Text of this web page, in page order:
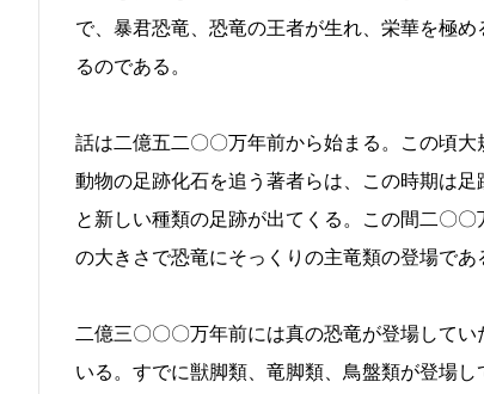
で、暴君恐竜、恐竜の王者が生れ、栄華を極
るのである。
話は二億五二〇〇万年前から始まる。この頃
動物の足跡化石を追う著者らは、この時期は
と新しい種類の足跡が出てくる。この間二〇
の大きさで恐竜にそっくりの主竜類の登場で
二億三〇〇〇万年前には真の恐竜が登場して
いる。すでに獣脚類、竜脚類、鳥盤類が登場